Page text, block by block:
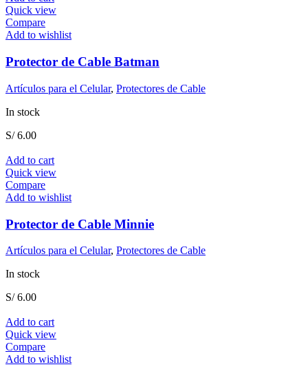
Quick view
Compare
Add to wishlist
Protector de Cable Batman
Artículos para el Celular, Protectores de Cable
In stock
S/6.00
Add to cart
Quick view
Compare
Add to wishlist
Protector de Cable Minnie
Artículos para el Celular, Protectores de Cable
In stock
S/6.00
Add to cart
Quick view
Compare
Add to wishlist